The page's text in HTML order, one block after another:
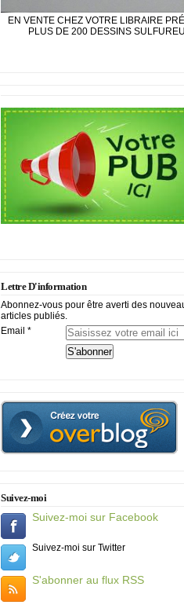
EN VENTE CHEZ VOTRE LIBRAIRE
PLUS DE 200 DESSINS
Lettre D'information
Abonnez-vous pour être averti des
articles publiés.
Email
Suivez-moi
Suivez-moi sur Facebook
Suivez-moi sur Twitter
S'abonner au flux RSS